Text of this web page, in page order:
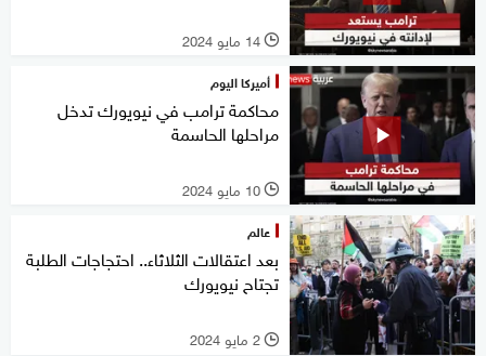
l 14 مايو 2024
أميركا اليوم
محاكمة ترامب في نيويورك تدخل
مراحلها الحاسمة
l 10 مايو 2024
عالم
بعد اعتقالات الثلاثاء.. احتجاجات الطلبة
تجتاح نيويورك
l 2 مايو 2024